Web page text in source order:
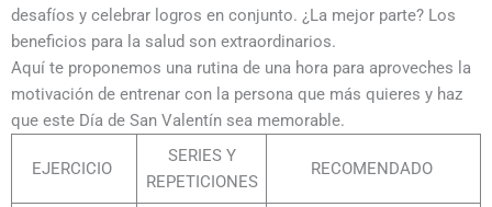
desafíos y celebrar logros en conjunto. ¿La mejor parte? Los
beneficios para la salud son extraordinarios.
Aquí te proponemos una rutina de una hora para aproveches la
motivación de entrenar con la persona que más quieres y haz
que este Día de San Valentín sea memorable.
EJERCICIO
SERIES Y
REPETICIONES
RECOMENDADO